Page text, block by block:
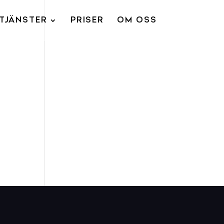
PRISER OM OSS